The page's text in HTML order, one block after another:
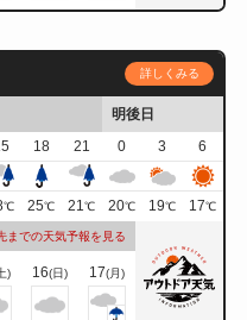
詳しくみる
明後日
18 21 0 3
6
℃ 25℃ 21℃ 20℃ 19℃ 17℃
までの天気予報を見る
) 16(日) 17(月)